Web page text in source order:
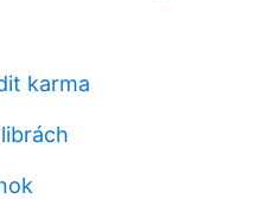
karma